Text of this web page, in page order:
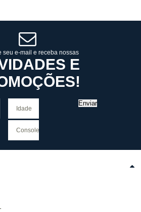
seu e-mail e receba nossas
E
Enviar